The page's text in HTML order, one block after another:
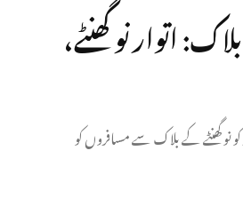
اتوار نو گھنٹے،
نو گھنٹے کے بلاک سے مسافروں کو